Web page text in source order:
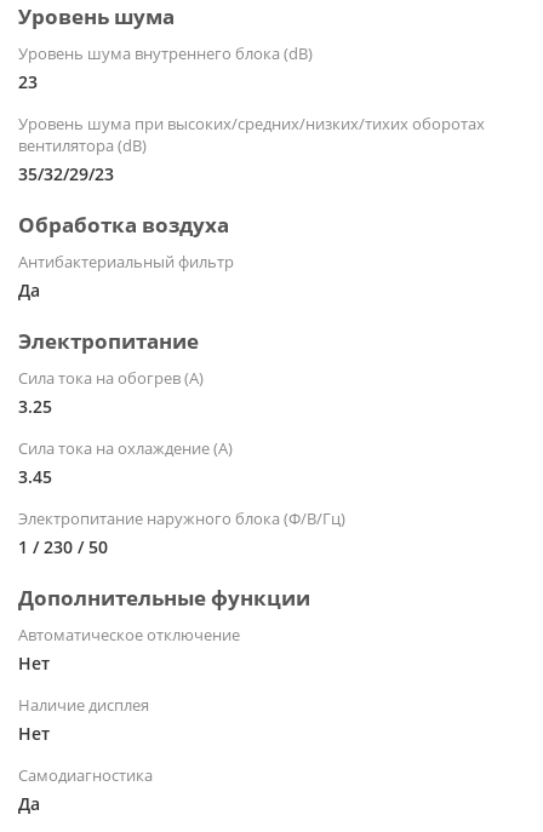
Уровень шума
Уровень шума внутреннего блока (dB)
23
Уровень шума при высоких/средних/низких/тихих оборотах
вентилятора (dB)
35/32/29/23
Обработка воздуха
Антибактериальный фильтр
Да
Электропитание
Сила тока на обогрев (А)
3.25
Сила тока на охлаждение (А)
3.45
Электропитание наружного блока (Ф/В/Гц)
1 / 230 / 50
Дополнительные функции
Автоматическое отключение
Нет
Наличие дисплея
Нет
Самодиагностика
Да